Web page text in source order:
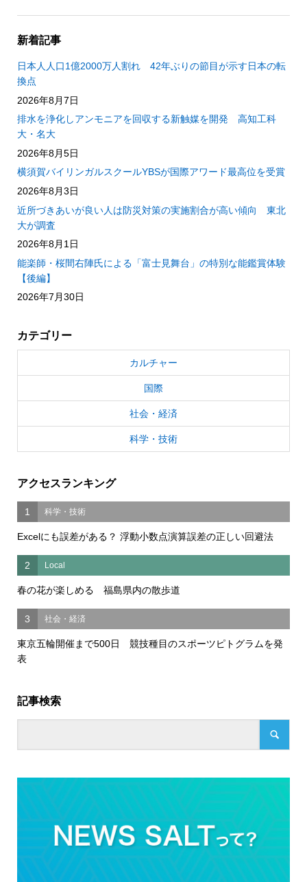
新着記事
日本人人口1億2000万人割れ 42年ぶりの節目が示す日本の転
換点
2026年8月7日
排水を浄化しアンモニアを回収する新触媒を開発 高知工科
大・名大
2026年8月5日
横須賀バイリンガルスクールYBSが国際アワード最高位を受賞
2026年8月3日
近所づきあいが良い人は防災対策の実施割合が高い傾向 東北
大が調査
2026年8月1日
能楽師・桜間右陣氏による「富士見舞台」の特別な能鑑賞体験
【後編】
2026年7月30日
カテゴリー
カルチャー
国際
社会・経済
科学・技術
アクセスランキング
1 科学・技術
Excelにも誤差がある？ 浮動小数点演算誤差の正しい回避法
2 Local
春の花が楽しめる 福島県内の散歩道
3 社会・経済
東京五輪開催まで500日 競技種目のスポーツピトグラムを発
表
記事検索